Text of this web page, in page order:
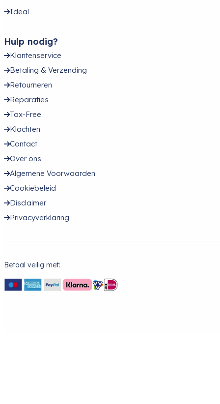
Ideal
Hulp nodig?
Klantenservice
Betaling & Verzending
Retourneren
Reparaties
Tax-Free
Klachten
Contact
Over ons
Algemene Voorwaarden
Cookiebeleid
Disclaimer
Privacyverklaring
Betaal veilig met: